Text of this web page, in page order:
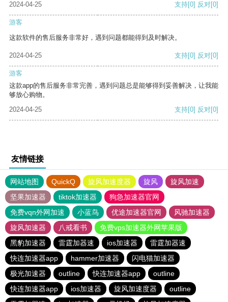
2024-04-25
支持[0] 反对[0]
游客
这款软件的售后服务非常好，遇到问题都能得到及时解决。
2024-04-25 支持[0] 反对[0]
游客
这款app的售后服务非常完善，遇到问题总是能够得到妥善解决，让我能
够放心购物。
2024-04-25
支持[0] 反对[0]
友情链接
网站地图 QuickQ 旋风加速度器 旋风
旋风加速
坚果加速器
tiktok加速器
狗急加速器官网
免费vqn外网加速
小蓝鸟 优途加速器官网
风驰加速器
旋风加速器
八戒看书
免费vps加速器外网苹果版
黑豹加速器
雷霆加器速 ios加速器
雷霆加器速
快连加速器app
hammer加速器
闪电猫加速器
极光加速器
outline 快连加速器app
outline
快连加速器app
ios加速器 旋风加速度器
outline